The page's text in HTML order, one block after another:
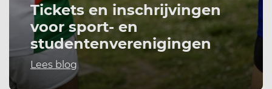
Tickets en inschrijvingen
voor sport- en
studentenverenigingen
Lees blog